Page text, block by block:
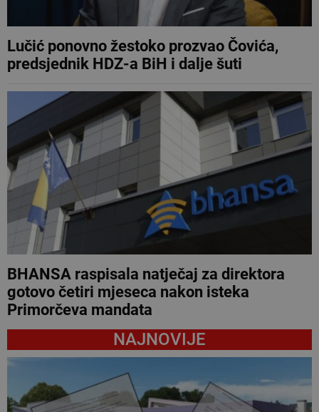
Lučić ponovno žestoko prozvao Čovića,
predsjednik HDZ-a BiH i dalje šuti
BHANSA raspisala natječaj za direktora
gotovo četiri mjeseca nakon isteka
Primorčeva mandata
NAJNOVIJE